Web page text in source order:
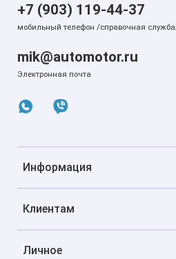
Информация
Клиентам
Личное
+7 (903) 119-44-37
мобильный телефон /справочная
mik@automotor.ru
Электронная почта